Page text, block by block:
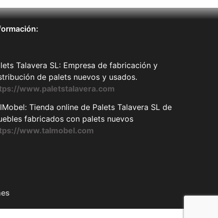
Talavera SL: Empresa de fabricación y
de palets nuevos y usados.
www.paletstalavera.com
Tienda online de Palets Talavera SL de
fabricados con palets nuevos
www.talmobel.com